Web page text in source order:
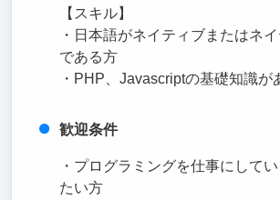
【スキル】
・日本語がネイティブまたはネ
である方
・PHP、Javascriptの基礎知識が
歓迎条件
・プログラミングを仕事にして
たい方